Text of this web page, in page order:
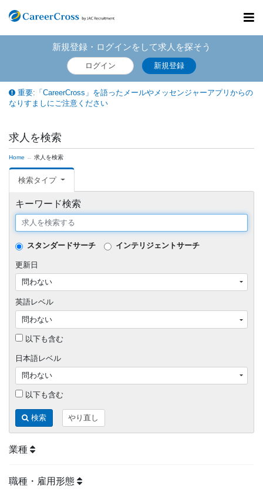
新規登録・ログインをして求人を探そう
ログイン 新規登録
重要:「CareerCross」を語ったメールやメッセンジャーアプリからの
なりすましにご注意ください
求人を検索
Home 求人を検索
検索タイプ
キーワード検索
スタンダードサーチ インテリジェントサーチ
更新日
英語レベル
以下も含む
日本語レベル
以下も含む
検索 やり直し
業種
職種・雇用形態